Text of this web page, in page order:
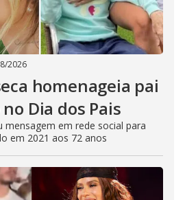
2026
homenageia pai
Dia dos Pais
mensagem em rede social para
em 2021 aos 72 anos